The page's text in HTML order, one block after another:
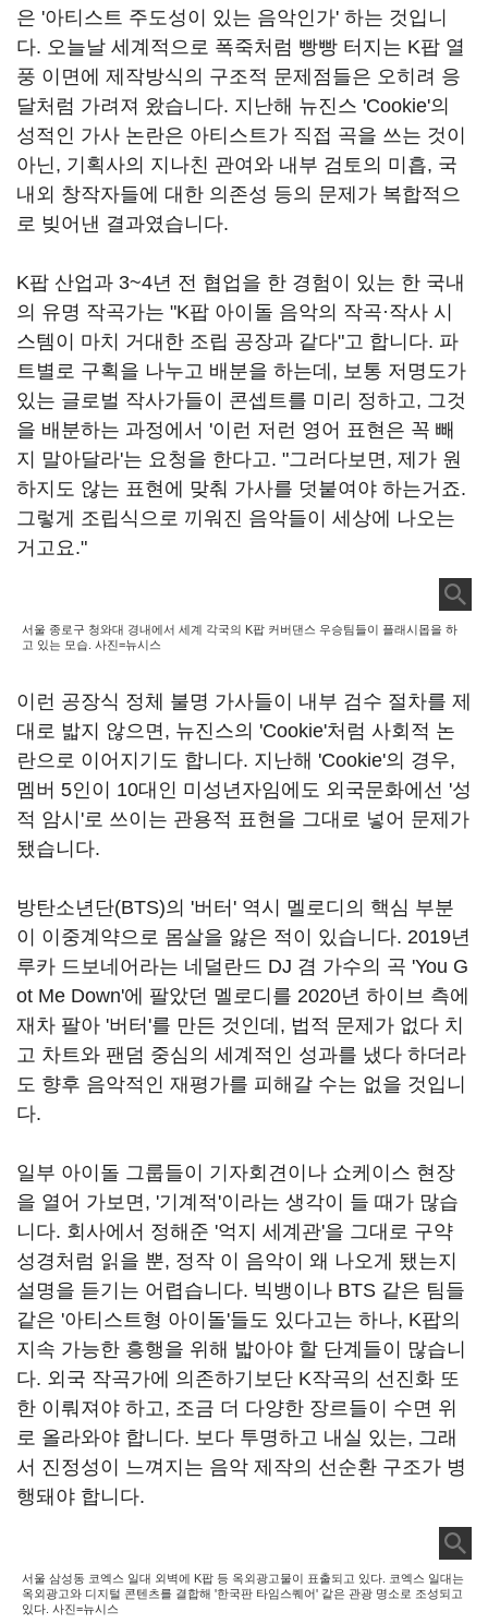
은 '아티스트 주도성이 있는 음악인가' 하는 것입니
다. 오늘날 세계적으로 폭죽처럼 빵빵 터지는 K팝 열
풍 이면에 제작방식의 구조적 문제점들은 오히려 응
달처럼 가려져 왔습니다. 지난해 뉴진스 'Cookie'의
성적인 가사 논란은 아티스트가 직접 곡을 쓰는 것이
아닌, 기획사의 지나친 관여와 내부 검토의 미흡, 국
내외 창작자들에 대한 의존성 등의 문제가 복합적으
로 빚어낸 결과였습니다.
K팝 산업과 3~4년 전 협업을 한 경험이 있는 한 국내
의 유명 작곡가는 "K팝 아이돌 음악의 작곡·작사 시
스템이 마치 거대한 조립 공장과 같다"고 합니다. 파
트별로 구획을 나누고 배분을 하는데, 보통 저명도가
있는 글로벌 작사가들이 콘셉트를 미리 정하고, 그것
을 배분하는 과정에서 '이런 저런 영어 표현은 꼭 빼
지 말아달라'는 요청을 한다고. "그러다보면, 제가 원
하지도 않는 표현에 맞춰 가사를 덧붙여야 하는거죠.
그렇게 조립식으로 끼워진 음악들이 세상에 나오는
거고요."
서울 종로구 청와대 경내에서 세계 각국의 K팝 커버댄스 우승팀들이 플래시몹을 하
고 있는 모습. 사진=뉴시스
이런 공장식 정체 불명 가사들이 내부 검수 절차를 제
대로 밟지 않으면, 뉴진스의 'Cookie'처럼 사회적 논
란으로 이어지기도 합니다. 지난해 'Cookie'의 경우,
멤버 5인이 10대인 미성년자임에도 외국문화에선 '성
적 암시'로 쓰이는 관용적 표현을 그대로 넣어 문제가
됐습니다.
방탄소년단(BTS)의 '버터' 역시 멜로디의 핵심 부분
이 이중계약으로 몸살을 앓은 적이 있습니다. 2019년
루카 드보네어라는 네덜란드 DJ 겸 가수의 곡 'You G
ot Me Down'에 팔았던 멜로디를 2020년 하이브 측에
재차 팔아 '버터'를 만든 것인데, 법적 문제가 없다 치
고 차트와 팬덤 중심의 세계적인 성과를 냈다 하더라
도 향후 음악적인 재평가를 피해갈 수는 없을 것입니
다.
일부 아이돌 그룹들이 기자회견이나 쇼케이스 현장
을 열어 가보면, '기계적'이라는 생각이 들 때가 많습
니다. 회사에서 정해준 '억지 세계관'을 그대로 구약
성경처럼 읽을 뿐, 정작 이 음악이 왜 나오게 됐는지
설명을 듣기는 어렵습니다. 빅뱅이나 BTS 같은 팀들
같은 '아티스트형 아이돌'들도 있다고는 하나, K팝의
지속 가능한 흥행을 위해 밟아야 할 단계들이 많습니
다. 외국 작곡가에 의존하기보단 K작곡의 선진화 또
한 이뤄져야 하고, 조금 더 다양한 장르들이 수면 위
로 올라와야 합니다. 보다 투명하고 내실 있는, 그래
서 진정성이 느껴지는 음악 제작의 선순환 구조가 병
행돼야 합니다.
서울 삼성동 코엑스 일대 외벽에 K팝 등 옥외광고물이 표출되고 있다. 코엑스 일대는
옥외광고와 디지털 콘텐츠를 결합해 '한국판 타임스퀘어' 같은 관광 명소로 조성되고
있다. 사진=뉴시스